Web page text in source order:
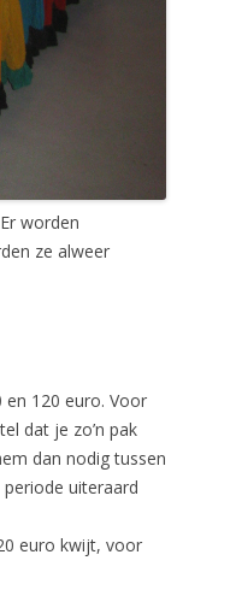
worden
ze alweer
en 120 euro. Voor
dat je zo’n pak
dan nodig tussen
uiteraard
euro kwijt, voor